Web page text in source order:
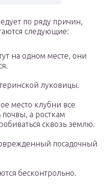
по ряду причин,
следующие:
на одном месте, они
луковицы.
место клубни все
почвы, а росткам
сквозь землю.
посадочный
бесконтрольно.